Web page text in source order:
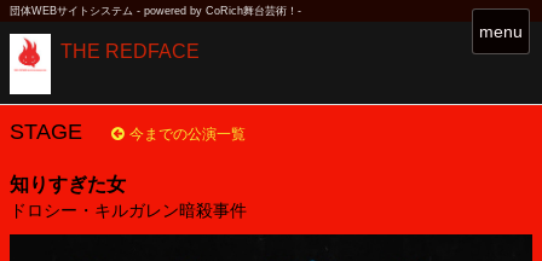
団体WEBサイトシステム - powered by CoRich舞台芸術！-
THE REDFACE
T
o
g
menu
STAGE 今までの公演一覧
知りすぎた女
ドロシー・キルガレン暗殺事件